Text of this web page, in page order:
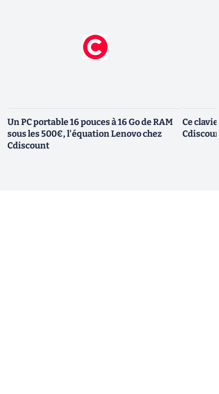
Un PC portable 16 pouces à 16 Go de RAM
sous les 500€, l'équation Lenovo chez
Cdiscount
Ce